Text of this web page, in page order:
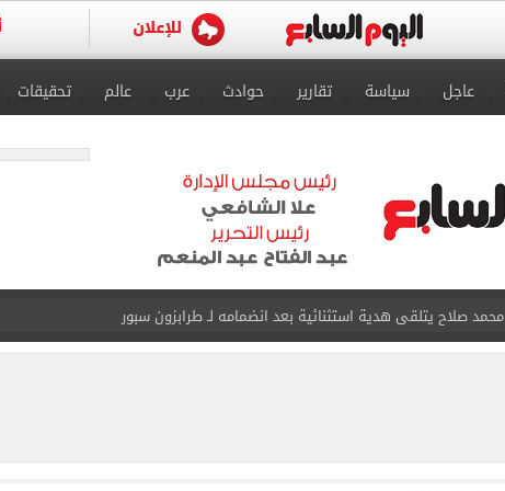
عاجل سياسة تقارير حوادث عرب عالم تحقيقات
سيلتيك الاسكتلندى يضع اللمسات الأخيرة لضم هيثم حسن
تقارير: بيراميدز يعرض 5 ملايين دولار راتباً لحسم صفقة يوسف النصيري
أجواء شديدة الحرارة.. الأرصاد تكشف حالة الطقس ودرجات الحرارة المتوقعة